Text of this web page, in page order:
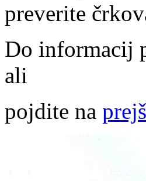
preverite
Do informacij
ali
pojdite na